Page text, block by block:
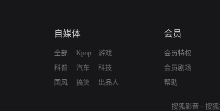
自媒体
全部
科普
国风
Kpop
汽车
搞笑
游戏
科技
出品人
会员
会员特权
会员剧场
帮助
搜狐影音 - 搜